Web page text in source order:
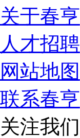
关于春亨
人才招聘
网站地图
联系春亨
关注我们